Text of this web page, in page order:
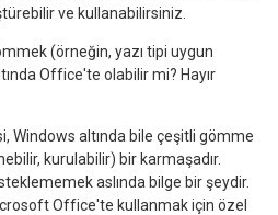
ve kullanabilirsiniz.
(örneğin, yazı tipi uygun
Office'te olabilir mi? Hayır
Windows altında bile çeşitli gömme
kurulabilir) bir karmaşadır.
aslında bilge bir şeydir.
Office'te kullanmak için özel